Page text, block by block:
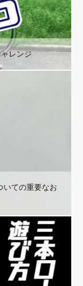
レンジ
いての重要なお